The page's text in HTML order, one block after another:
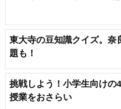
東大寺の豆知識クイズ。奈
題も！
挑戦しよう！小学生向けの
授業をおさらい